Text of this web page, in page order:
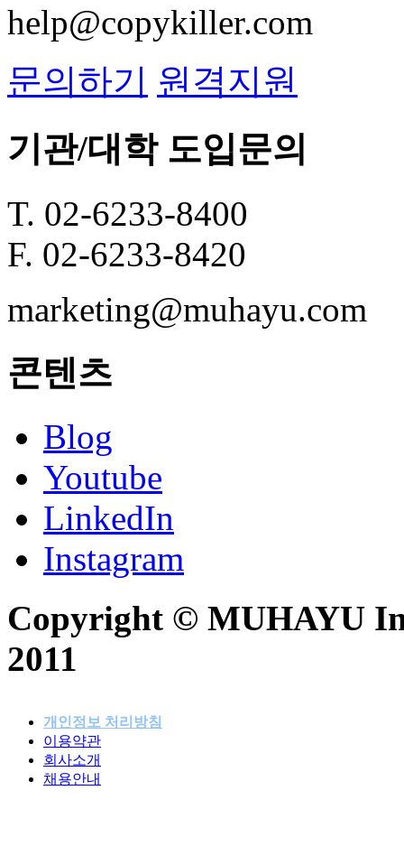
help@copykiller.com
문의하기 원격지원
기관/대학 도입문의
T. 02-6233-8400
F. 02-6233-8420
marketing@muhayu.com
콘텐츠
Blog
Youtube
LinkedIn
Instagram
Copyright © MUHAYU
2011
개인정보 처리방침
이용약관
회사소개
채용안내